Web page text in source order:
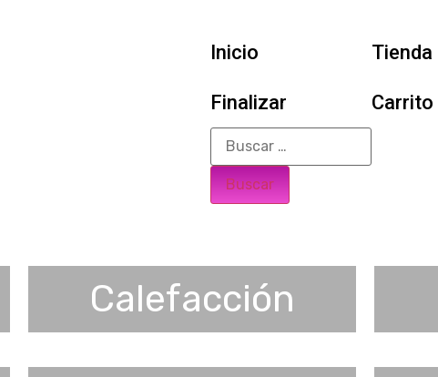
Inicio Tienda
Finalizar Carrito
Calefacción